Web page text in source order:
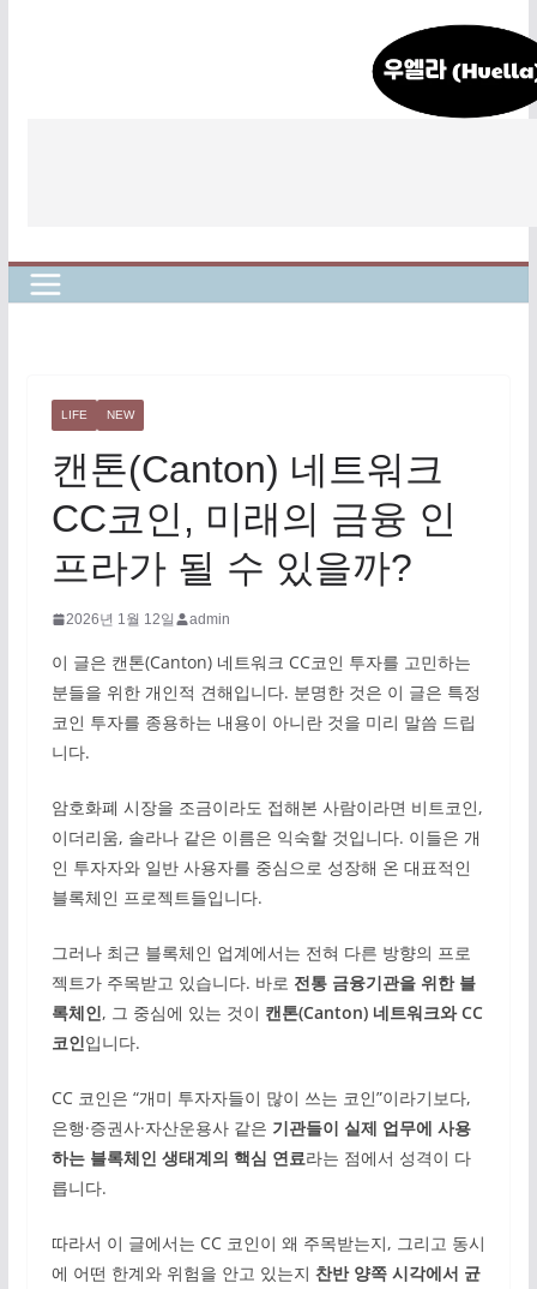
LIFE NEW
캔톤(Canton) 네트워크
CC코인, 미래의 금융 인
프라가 될 수 있을까?
2026년 1월 12일 admin
이 글은 캔톤(Canton) 네트워크 CC코인 투자를 고민하는
분들을 위한 개인적 견해입니다. 분명한 것은 이 글은 특정
코인 투자를 종용하는 내용이 아니란 것을 미리 말씀 드립
니다.
암호화폐 시장을 조금이라도 접해본 사람이라면 비트코인,
이더리움, 솔라나 같은 이름은 익숙할 것입니다. 이들은 개
인 투자자와 일반 사용자를 중심으로 성장해 온 대표적인
블록체인 프로젝트들입니다.
그러나 최근 블록체인 업계에서는 전혀 다른 방향의 프로
젝트가 주목받고 있습니다. 바로 전통 금융기관을 위한 블
록체인, 그 중심에 있는 것이 캔톤(Canton) 네트워크와 CC
코인입니다.
CC 코인은 “개미 투자자들이 많이 쓰는 코인”이라기보다,
은행·증권사·자산운용사 같은 기관들이 실제 업무에 사용
하는 블록체인 생태계의 핵심 연료라는 점에서 성격이 다
릅니다.
따라서 이 글에서는 CC 코인이 왜 주목받는지, 그리고 동시
에 어떤 한계와 위험을 안고 있는지 찬반 양쪽 시각에서 균